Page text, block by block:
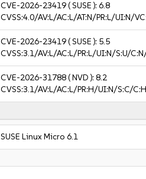
CVE-2026-23419( SUSE ):6.8
CVSS:4.0/AV:L/AC:L/AT:N/PR:L/UI:N/
CVE-2026-23419( SUSE ): 5.5
CVSS:3.1/AV:L/AC:L/PR:L/UI:N/S:U/
CVE-2026-31788( NVD ):8.2
CVSS:3.1/AV:L/AC:L/PR:H/UI:N/S:C/
SUSE Linux Micro 6.1